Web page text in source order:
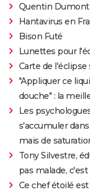
Quentin
Hantavirus en
Bison Futé
Lunettes pour
Carte de l'éclipse
"Appliquer ce
douche" : la
Les
s'accumuler
mais de
Tony Silvestre,
pas malade,
Ce chef étoilé